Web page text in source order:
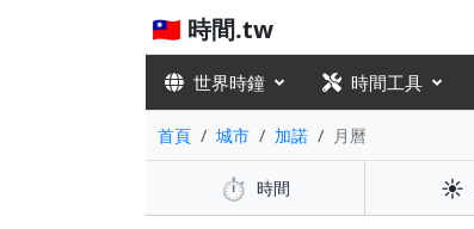
🇹🇼 時間.tw
世界時鐘 時間工具
首頁 城市 加諾 月曆
⏱️ 時間 ☀️